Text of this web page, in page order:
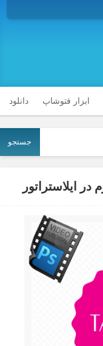
ابزار فتوشاپ دانلود
جستجو
ایلاستراتور